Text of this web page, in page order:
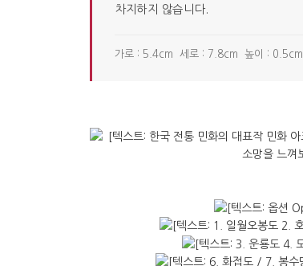
차지하지 않습니다.
가로 : 5.4cm 세로 : 7.8cm 높이 : 0.5cm